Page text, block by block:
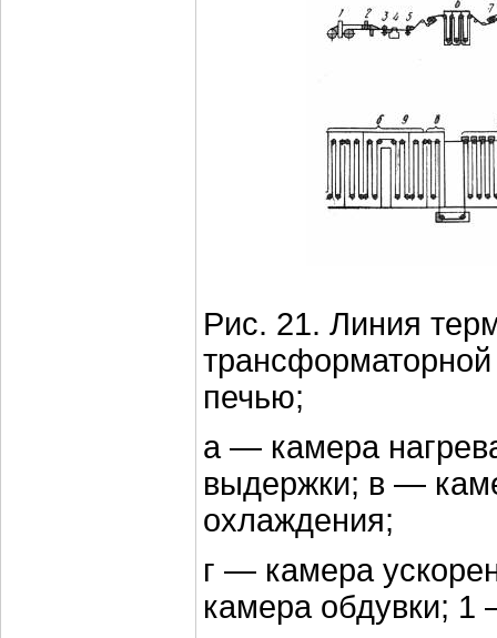
Рис. 21. Линия
печью;
а — камера
выдержки; в —
охлаждения;
г — камера
камера обдувки; 1